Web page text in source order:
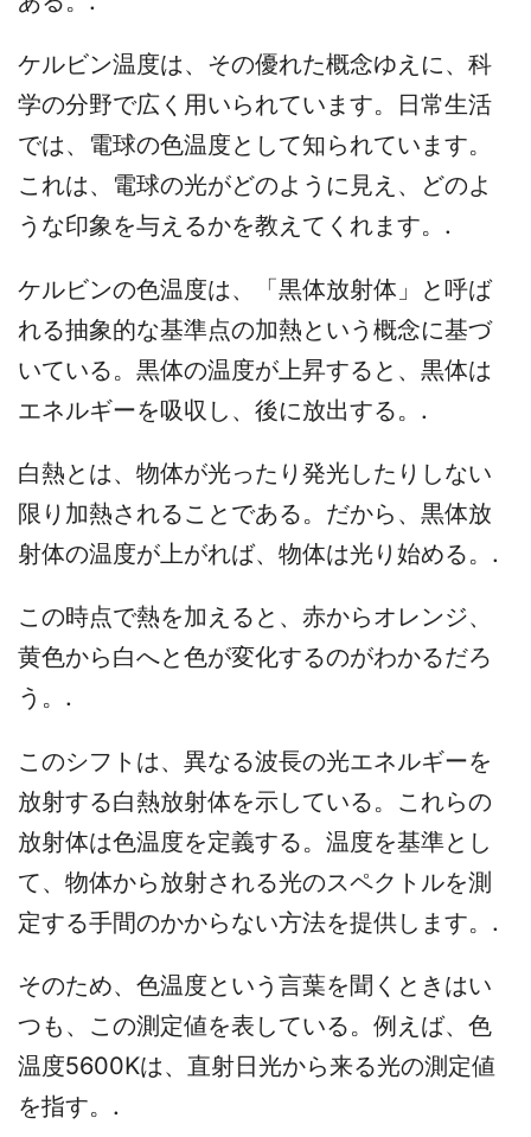
ケルビン温度は、その優れた概念ゆえに、科
学の分野で広く用いられています。日常生活
では、電球の色温度として知られています。
これは、電球の光がどのように見え、どのよ
うな印象を与えるかを教えてくれます。.
ケルビンの色温度は、「黒体放射体」と呼ば
れる抽象的な基準点の加熱という概念に基づ
いている。黒体の温度が上昇すると、黒体は
エネルギーを吸収し、後に放出する。.
白熱とは、物体が光ったり発光したりしない
限り加熱されることである。だから、黒体放
射体の温度が上がれば、物体は光り始める。.
この時点で熱を加えると、赤からオレンジ、
黄色から白へと色が変化するのがわかるだろ
う。.
このシフトは、異なる波長の光エネルギーを
放射する白熱放射体を示している。これらの
放射体は色温度を定義する。温度を基準とし
て、物体から放射される光のスペクトルを測
定する手間のかからない方法を提供します。.
そのため、色温度という言葉を聞くときはい
つも、この測定値を表している。例えば、色
温度5600Kは、直射日光から来る光の測定値
を指す。.